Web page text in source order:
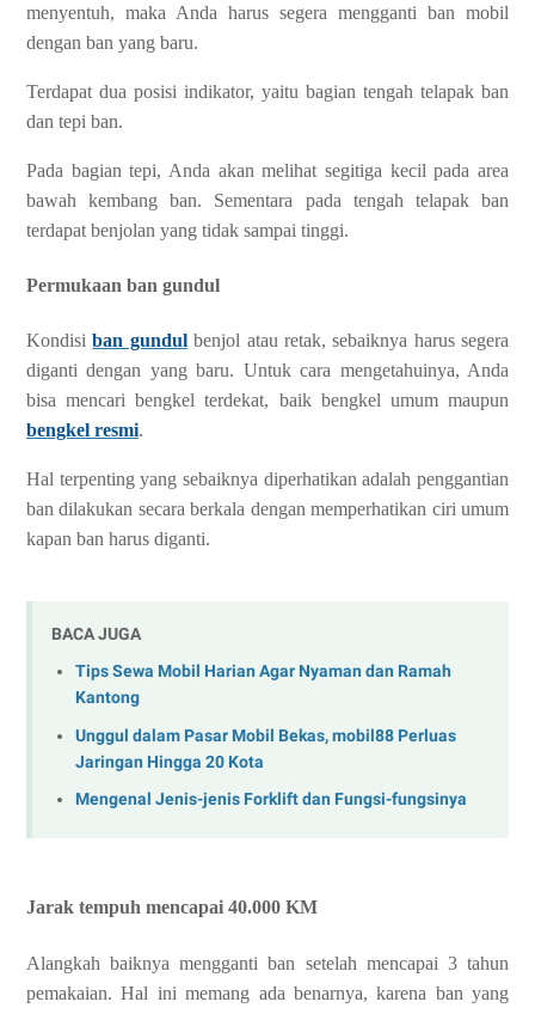
menyentuh, maka Anda harus segera mengganti ban mobil
dengan ban yang baru.
Terdapat dua posisi indikator, yaitu bagian tengah telapak ban
dan tepi ban.
Pada bagian tepi, Anda akan melihat segitiga kecil pada area
bawah kembang ban. Sementara pada tengah telapak ban
terdapat benjolan yang tidak sampai tinggi.
Permukaan ban gundul
Kondisiban gundulbenjol atau retak, sebaiknya harus segera
diganti dengan yang baru. Untuk cara mengetahuinya, Anda
bisa mencari bengkel terdekat, baik bengkel umum maupun
bengkel resmi.
Hal terpenting yang sebaiknya diperhatikan adalah penggantian
ban dilakukan secara berkala dengan memperhatikan ciri umum
kapan ban harus diganti.
BACA JUGA
Tips Sewa Mobil Harian Agar Nyaman dan Ramah
Kantong
Unggul dalam Pasar Mobil Bekas, mobil88 Perluas
Jaringan Hingga 20 Kota
Mengenal Jenis-jenis Forklift dan Fungsi-fungsinya
Jarak tempuh mencapai 40.000 KM
Alangkah baiknya mengganti ban setelah mencapai 3 tahun
pemakaian. Hal ini memang ada benarnya, karena ban yang